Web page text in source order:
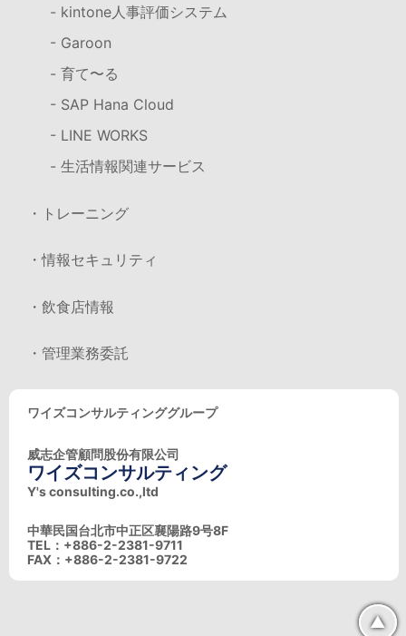
- kintone人事評価システム
- Garoon
- 育て〜る
- SAP Hana Cloud
- LINE WORKS
- 生活情報関連サービス
・トレーニング
・情報セキュリティ
・飲食店情報
・管理業務委託
ワイズコンサルティンググループ
威志企管顧問股份有限公司
ワイズコンサルティング
Y's consulting.co.,ltd
中華民国台北市中正区襄陽路9号8F
TEL：+886-2-2381-9711
FAX：+886-2-2381-9722
▲